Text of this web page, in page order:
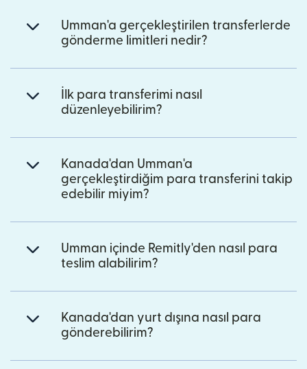
Umman'a gerçekleştirilen transferlerde
gönderme limitleri nedir?
İlk para transferimi nasıl
düzenleyebilirim?
Kanada'dan Umman'a
gerçekleştirdiğim para transferini takip
edebilir miyim?
Umman içinde Remitly'den nasıl para
teslim alabilirim?
Kanada'dan yurt dışına nasıl para
gönderebilirim?